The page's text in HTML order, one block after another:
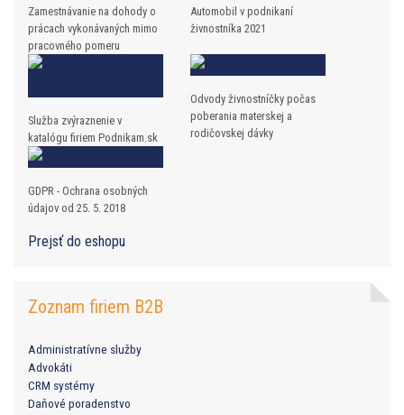
Zamestnávanie na dohody o
prácach vykonávaných mimo
pracovného pomeru
Automobil v podnikaní
živnostníka 2021
Služba zvýraznenie v
katalógu firiem Podnikam.sk
Odvody živnostníčky počas
poberania materskej a
rodičovskej dávky
GDPR - Ochrana osobných
údajov od 25. 5. 2018
Prejsť do eshopu
Zoznam firiem B2B
Administratívne služby
Advokáti
CRM systémy
Daňové poradenstvo